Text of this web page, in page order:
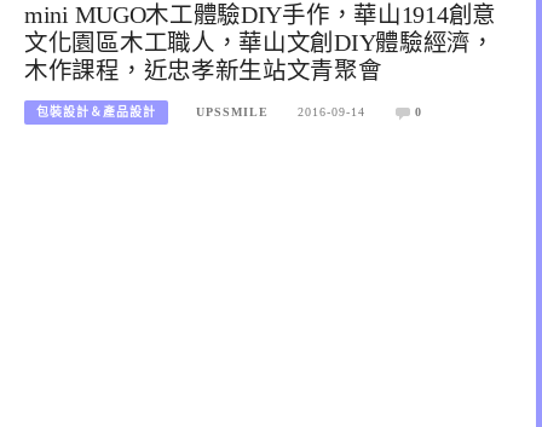
mini MUGO木工體驗DIY手作，華山1914創意
文化園區木工職人，華山文創DIY體驗經濟，
木作課程，近忠孝新生站文青聚會
包裝設計＆產品設計 UPSSMILE 2016-09-14 0